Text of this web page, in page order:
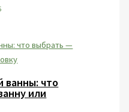
ванны: что
или